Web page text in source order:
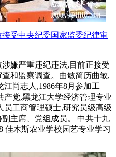
受中央纪委国家监委纪律审
嫌严重违纪违法,目前正接受
和监察调查。曲敏简历曲敏,
江尚志人,1986年8月参加工
产党,黑龙江大学经济管理专业
员工商管理硕士,研究员级高级
主席、党组成员。 中共十九
佳木斯农业学校园艺专业学习